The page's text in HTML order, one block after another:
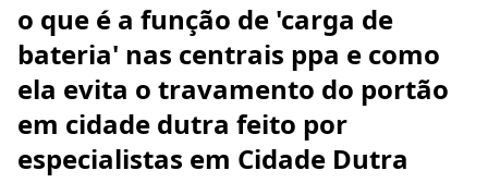
o que é a função de 'carga de
bateria' nas centrais ppa e como
ela evita o travamento do portão
em cidade dutra feito por
especialistas em Cidade Dutra